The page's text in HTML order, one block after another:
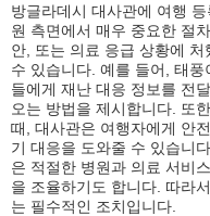
방글라데시 대사관에 여행
원 측면에서 매우 중요한 절
안, 또는 의료 응급 상황에
수 있습니다. 예를 들어, 태
들에게 재난 대응 정보를 전
오는 방법을 제시합니다. 또
때, 대사관은 여행자에게 안
기 대응을 도와줄 수 있습니
은 적절한 병원과 의료 서비
을 조율하기도 합니다. 따라
는 필수적인 조치입니다.